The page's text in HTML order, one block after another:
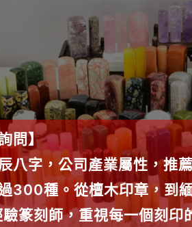
問】
八字，公司產業屬性，推
300種。從檀木印章，到
篆刻師，重視每一個刻印